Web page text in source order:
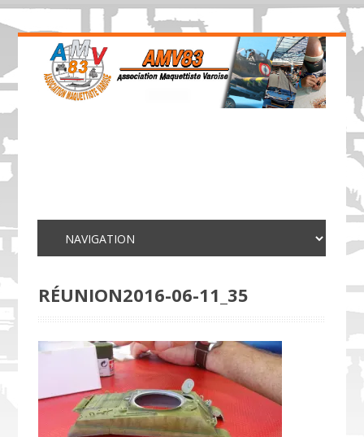
RÉUNION2016-06-11_35